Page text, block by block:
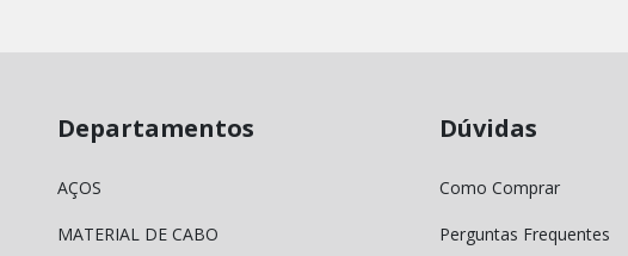
Departamentos
AÇOS
MATERIAL DE CABO
Dúvidas
Como Comprar
Perguntas Frequentes